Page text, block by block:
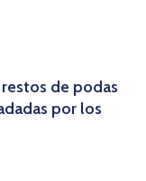
de podas
por los